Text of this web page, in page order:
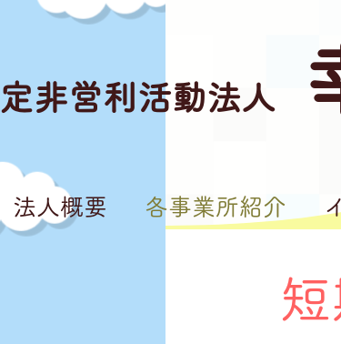
非営利活動法人
法人概要 各事業所紹介